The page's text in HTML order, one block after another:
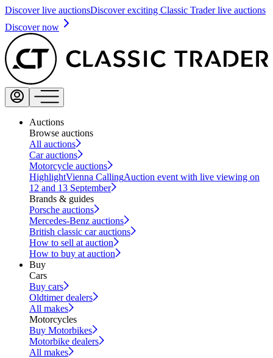
Discover live auctionsDiscover exciting Classic Trader live auctions
Discover now
Auctions
Browse auctions
All auctions
Car auctions
Motorcycle auctions
HighlightVienna CallingAuction event with live viewing on
12 and 13 September
Brands & guides
Porsche auctions
Mercedes-Benz auctions
British classic car auctions
How to sell at auction
How to buy at auction
Buy
Cars
Buy cars
Oldtimer dealers
All makes
Motorcycles
Buy Motorbikes
Motorbike dealers
All makes